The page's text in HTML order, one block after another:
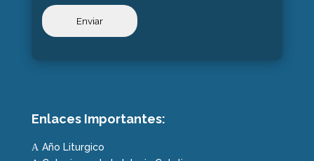
Enlaces Importantes:
A Año Liturgico